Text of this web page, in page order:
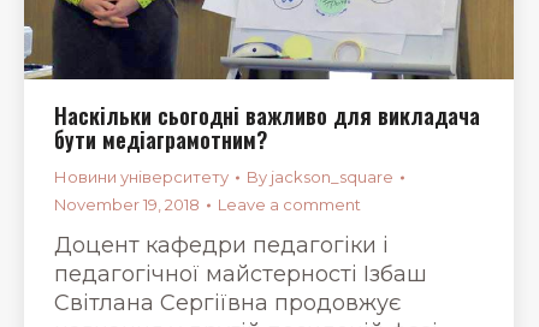
Наскільки сьогодні важливо для викладача
бути медіаграмотним?
Новини університету By jackson_square
November 19, 2018
Leave a comment
Доцент кафедри педагогіки і
педагогічної майстерності Ізбаш
Світлана Сергіївна продовжує